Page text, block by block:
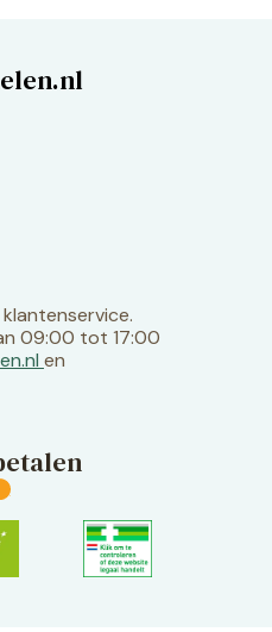
09:00 tot 17:00
en